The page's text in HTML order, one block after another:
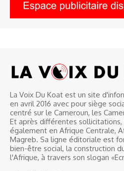
La Voix Du Koat est un site
en avril 2016 avec pour siège
centré sur le Cameroun, les
Et après différentes
également en Afrique Centrale,
Magreb. Sa ligne éditoriale est
bien-être social, la construction
l'Afrique, à travers son slogan